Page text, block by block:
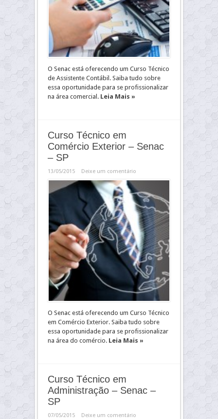
O Senac está oferecendo um Curso Técnico
de Assistente Contábil. Saiba tudo sobre
essa oportunidade para se profissionalizar
na área comercial. Leia Mais »
Curso Técnico em
Comércio Exterior – Senac
– SP
13/05/2015 Deixe um comentário
O Senac está oferecendo um Curso Técnico
em Comércio Exterior. Saiba tudo sobre
essa oportunidade para se profissionalizar
na área do comércio. Leia Mais »
Curso Técnico em
Administração – Senac –
SP
07/05/2015 Deixe um comentário